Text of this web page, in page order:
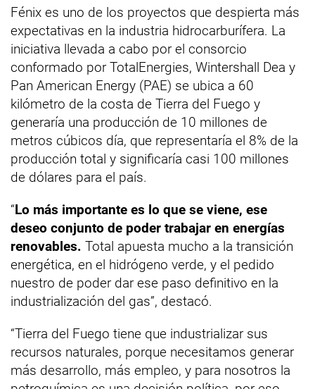
Fénix es uno de los proyectos que despierta más
expectativas en la industria hidrocarburífera. La
iniciativa llevada a cabo por el consorcio
conformado por TotalEnergies, Wintershall Dea y
Pan American Energy (PAE) se ubica a 60
kilómetro de la costa de Tierra del Fuego y
generaría una producción de 10 millones de
metros cúbicos día, que representaría el 8% de la
producción total y significaría casi 100 millones
de dólares para el país.
“Lo más importante es lo que se viene, ese
deseo conjunto de poder trabajar en energías
renovables. Total apuesta mucho a la transición
energética, en el hidrógeno verde, y el pedido
nuestro de poder dar ese paso definitivo en la
industrialización del gas”, destacó.
“Tierra del Fuego tiene que industrializar sus
recursos naturales, porque necesitamos generar
más desarrollo, más empleo, y para nosotros la